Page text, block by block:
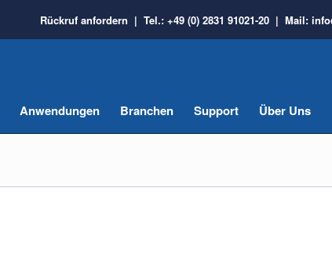
Rückruf anfordern | Tel.: +49 (0) 2831 91021-20 | Mail:
Anwendungen Branchen Support Über Uns